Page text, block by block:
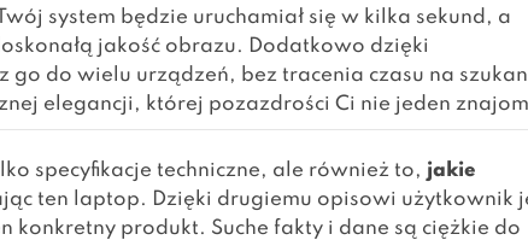
system będzie uruchamiał się w kilka sekund, a
jakość obrazu. Dodatkowo dzięki
go do wielu urządzeń, bez tracenia czasu na
elegancji, której pozazdrości Ci nie jeden
specyfikacje techniczne, ale również to, jakie
ten laptop. Dzięki drugiemu opisowi użytkownik
produkt. Suche fakty i dane są ciężkie do